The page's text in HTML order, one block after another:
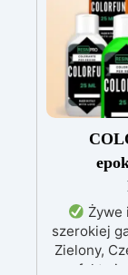
Żywe
szerokiej
Zielony,
efekty